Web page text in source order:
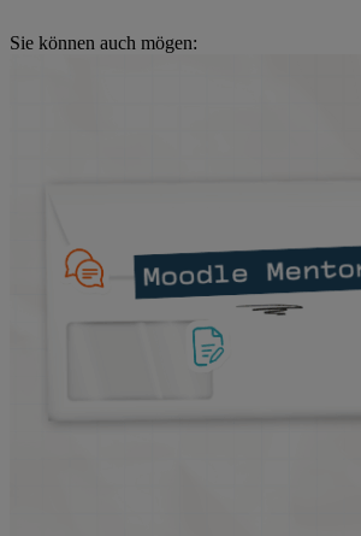
Sie können auch mögen: